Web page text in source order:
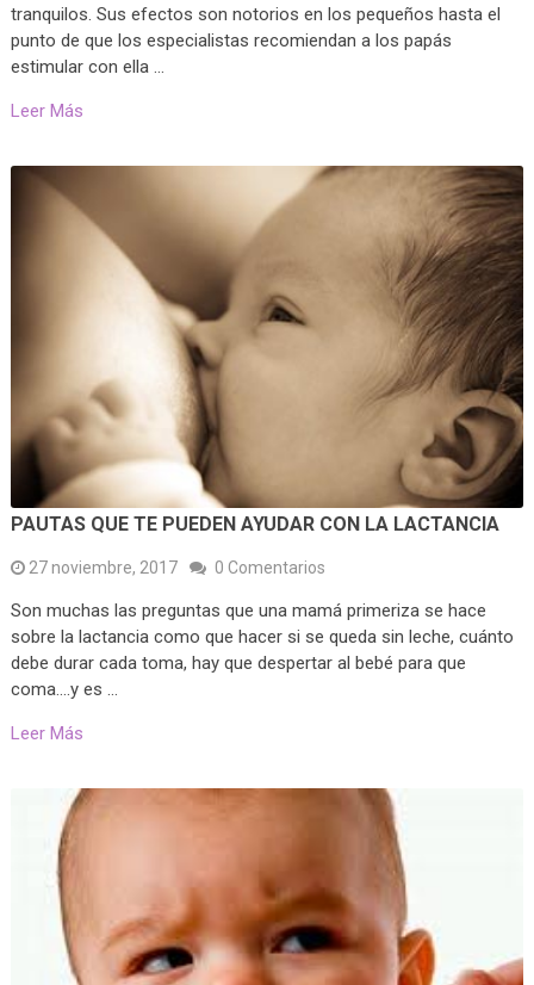
tranquilos. Sus efectos son notorios en los pequeños hasta el
punto de que los especialistas recomiendan a los papás
estimular con ella …
Leer Más
PAUTAS QUE TE PUEDEN AYUDAR CON LA LACTANCIA
27 noviembre, 2017 0 Comentarios
Son muchas las preguntas que una mamá primeriza se hace
sobre la lactancia como que hacer si se queda sin leche, cuánto
debe durar cada toma, hay que despertar al bebé para que
coma….y es …
Leer Más